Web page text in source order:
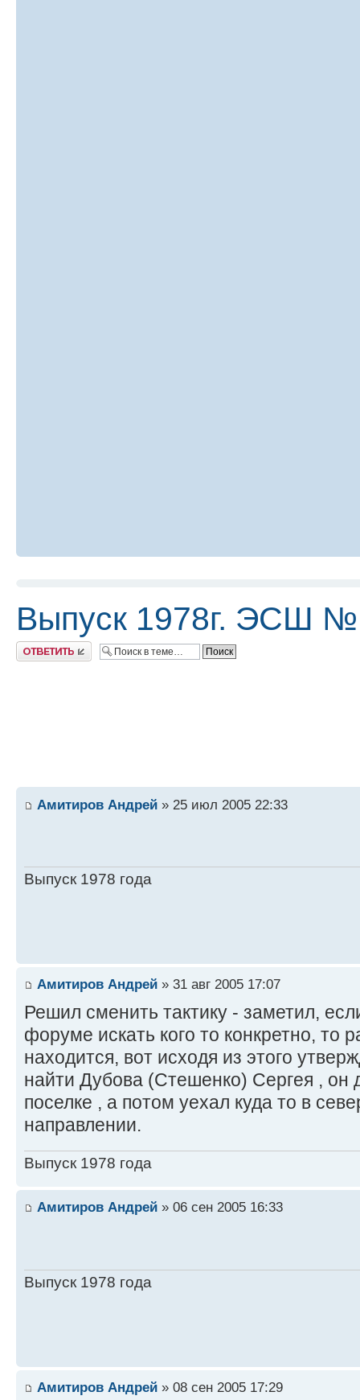
Выпуск 1978г. ЭСШ
Ответить
Амитиров Андрей » 25 июл 2005 22:33
Выпуск 1978 года
Амитиров Андрей » 31 авг 2005 17:07
Решил сменить тактику - заметил,
форуме искать кого то конкретно, то
находится, вот исходя из этого
найти Дубова (Стешенко) Сергея , он
поселке , а потом уехал куда то в
направлении.
Выпуск 1978 года
Амитиров Андрей » 06 сен 2005 16:33
Выпуск 1978 года
Амитиров Андрей » 08 сен 2005 17:29